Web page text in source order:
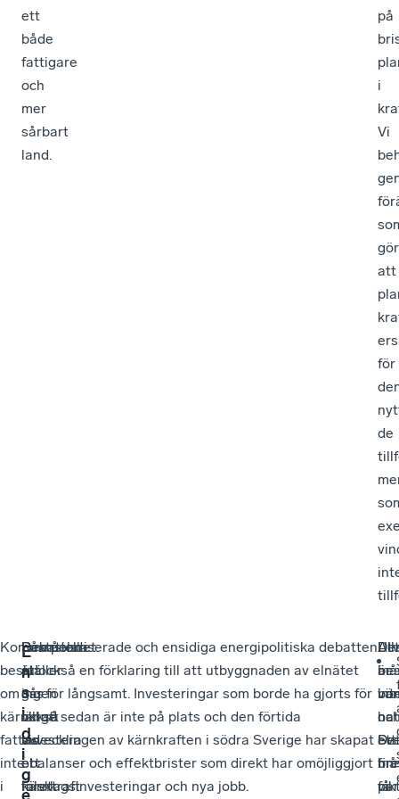
ett
både
fattigare
och
mer
sårbart
land.
på
i
Vi
gör
att
för
de
Kommersiella
beslut
om
kärnkraft
fattas
inte
i
Påståendet
att
ingen
vill
investera
i
kärnkraft
Debatten
ställer
oss
också
vid
ett
falskt
E
n
s
i
d
i
g
Den polariserade och ensidiga energipolitiska debatten
är också en förklaring till att utbyggnaden av elnätet
går för långsamt. Investeringar som borde ha gjorts för
länge sedan är inte på plats och den förtida
avvecklingen av kärnkraften i södra Sverige har skapat
obalanser och effektbrister som direkt har omöjliggjort
företagsinvesteringar och nya jobb.
få
Allt
är
ha
ett